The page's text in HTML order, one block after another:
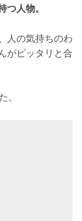
つ人物。
人の気持ちのわ
がピッタリと合
。